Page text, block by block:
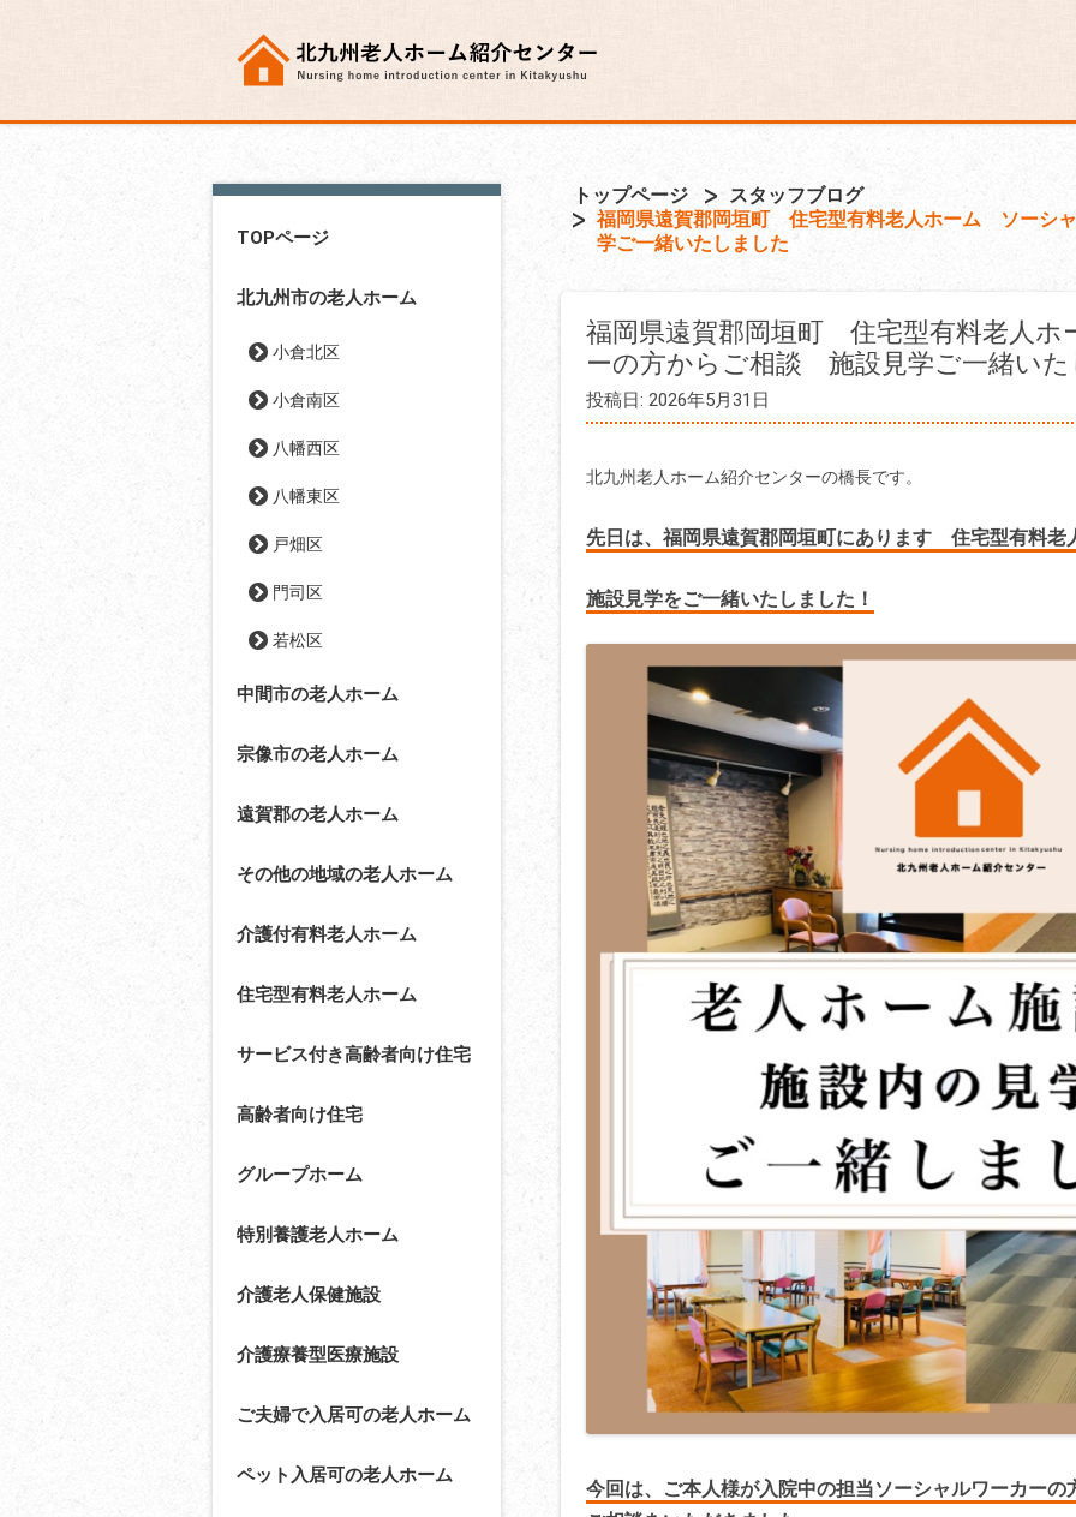
TOPページ
北九州市の老人ホーム
小倉北区
小倉南区
八幡西区
八幡東区
戸畑区
門司区
若松区
中間市の老人ホーム
宗像市の老人ホーム
遠賀郡の老人ホーム
その他の地域の老人ホーム
介護付有料老人ホーム
住宅型有料老人ホーム
サービス付き高齢者向け住宅
高齢者向け住宅
グループホーム
特別養護老人ホーム
介護老人保健施設
介護療養型医療施設
ご夫婦で入居可の老人ホーム
ペット入居可の老人ホーム
トップページ
スタッフブログ
福岡県遠賀郡岡垣町 住宅型有料老人ホーム ソーシ
学ご一緒いたしました
福岡県遠賀郡岡垣町 住宅型有料老人
ーの方からご相談 施設見学ご一緒い
投稿日: 2026年5月31日
北九州老人ホーム紹介センターの橋長です。
先日は、福岡県遠賀郡岡垣町にあります 住宅型有料老
施設見学をご一緒いたしました！
今回は、ご本人様が入院中の担当ソーシャルワーカーの